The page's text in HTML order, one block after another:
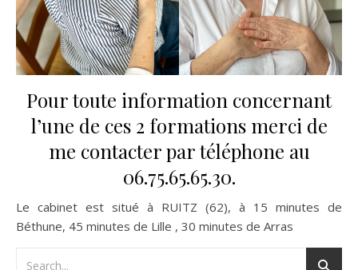
Pour toute information concernant
l’une de ces 2 formations merci de
me contacter par téléphone au
06.75.65.65.30.
Le cabinet est situé à RUITZ (62), à 15 minutes de
Béthune, 45 minutes de Lille , 30 minutes de Arras